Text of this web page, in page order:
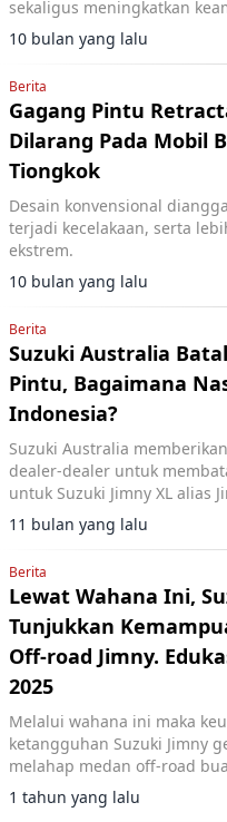
sekaligus meningkatkan
10 bulan yang lalu
Berita
Gagang Pintu
Dilarang Pada Mobil
Tiongkok
Desain konvensional
terjadi kecelakaan, serta
ekstrem.
10 bulan yang lalu
Berita
Suzuki Australia
Pintu, Bagaimana
Indonesia?
Suzuki Australia
dealer-dealer untuk
untuk Suzuki Jimny XL alias
11 bulan yang lalu
Berita
Lewat Wahana Ini,
Tunjukkan
Off-road Jimny.
2025
Melalui wahana ini maka
ketangguhan Suzuki Jimny
melahap medan off-road
menunjukkan kemampuan
langsung.
1 tahun yang lalu